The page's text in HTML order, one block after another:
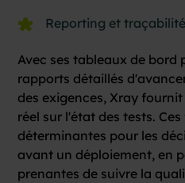
Reporting et
Avec ses tableaux de bord
rapports détaillés
des exigences, Xray
réel sur l'état des tests.
déterminantes pour les
avant un déploiement, en
prenantes de suivre la